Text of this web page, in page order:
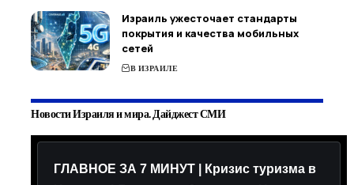
Израиль ужесточает стандарты
покрытия и качества мобильных
сетей
В ИЗРАИЛЕ
Новости Израиля и мира. Дайджест СМИ